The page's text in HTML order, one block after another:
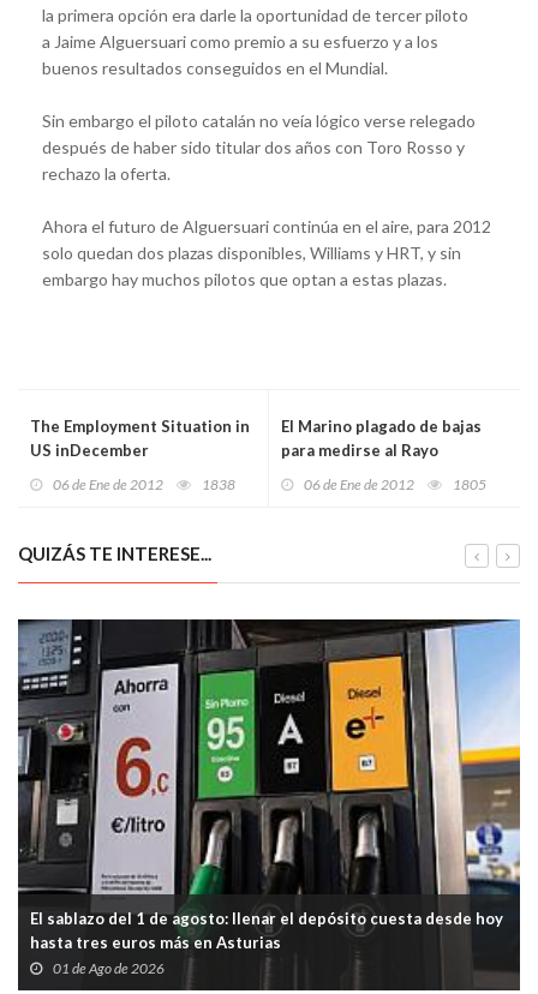
la primera opción era darle la oportunidad de tercer piloto
a Jaime Alguersuari como premio a su esfuerzo y a los
buenos resultados conseguidos en el Mundial.
Sin embargo el piloto catalán no veía lógico verse relegado
después de haber sido titular dos años con Toro Rosso y
rechazo la oferta.
Ahora el futuro de Alguersuari continúa en el aire, para 2012
solo quedan dos plazas disponibles, Williams y HRT, y sin
embargo hay muchos pilotos que optan a estas plazas.
The Employment Situation in
US inDecember
06 de Ene de 2012 1838
El Marino plagado de bajas
para medirse al Rayo
06 de Ene de 2012 1805
QUIZÁS TE INTERESE...
El sablazo del 1 de agosto: llenar el depósito cuesta desde hoy
hasta tres euros más en Asturias
01 de Ago de 2026